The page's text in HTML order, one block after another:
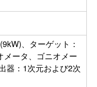
、ターゲット：
メータ、ゴニオメー
器：1次元および2次